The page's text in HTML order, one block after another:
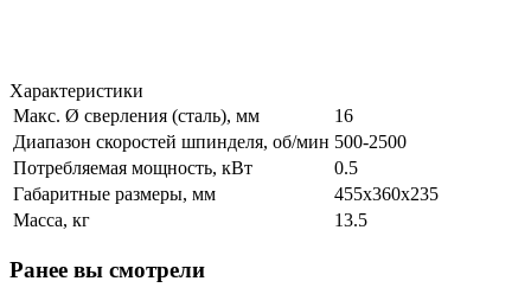
Характеристики
Макс. Ø сверления (сталь), мм
16
Диапазон скоростей шпинделя, об/мин 500-2500
Потребляемая мощность, кВт
0.5
Габаритные размеры, мм
455x360x235
Масса, кг
13.5
Ранее вы смотрели